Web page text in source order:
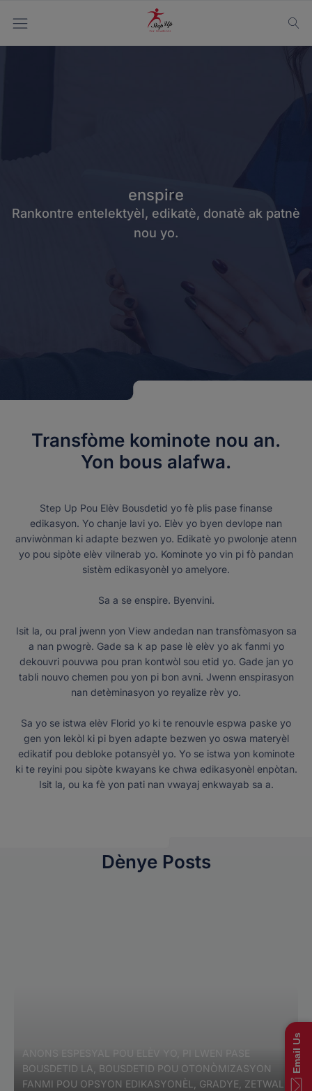
enspire
Rankontre entelektyèl, edikatè, donatè ak patnè
nou yo.
Transfòme kominote nou an.
Yon bous alafwa.
Step Up Pou Elèv Bousdetid yo fè plis pase finanse
edikasyon. Yo chanje lavi yo. Elèv yo byen devlope nan
anviwònman ki adapte bezwen yo. Edikatè yo pwolonje atenn
yo pou sipòte elèv vilnerab yo. Kominote yo vin pi fò pandan
sistèm edikasyonèl yo amelyore.
Sa a se enspire. Byenvini.
Isit la, ou pral jwenn yon View andedan nan transfòmasyon sa
a nan pwogrè. Gade sa k ap pase lè elèv yo ak fanmi yo
dekouvri pouvwa pou pran kontwòl sou etid yo. Gade jan yo
tabli nouvo chemen pou yon pi bon avni. Jwenn enspirasyon
nan detèminasyon yo reyalize rèv yo.
Sa yo se istwa elèv Florid yo ki te renouvle espwa paske yo
gen yon lekòl ki pi byen adapte bezwen yo oswa materyèl
edikatif pou debloke potansyèl yo. Yo se istwa yon kominote
ki te reyini pou sipòte kwayans ke chwa edikasyonèl enpòtan.
Isit la, ou ka fè yon pati nan vwayaj enkwayab sa a.
Dènye Posts
ANONS ESPESYAL POU ELÈV YO, PI LWEN PASE
BOUSDETID LA, BOUSDETID POU OTONÒMIZASYON
FANMI POU OPSYON EDIKASYONÈL, GRADYE, ZETWAL
Email Us